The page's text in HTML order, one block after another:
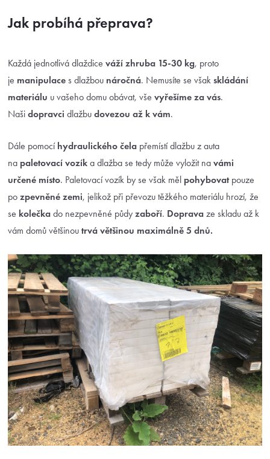
Jak probíhá přeprava?
Každá jednotlivá dlaždice váží zhruba 15-30 kg, proto
je manipulace s dlažbou náročná. Nemusíte se však skládání
materiálu u vašeho domu obávat, vše vyřešíme za vás.
Naši dopravci dlažbu dovezou až k vám.
Dále pomocí hydraulického čela přemístí dlažbu z auta
na paletovací vozík a dlažba se tedy může vyložit na vámi
určené místo. Paletovací vozík by se však měl pohybovatpouze
po zpevněné zemi, jelikož při převozu těžkého materiálu hrozí, že
se kolečka do nezpevněné půdy zaboří. Doprava ze skladu až k
vám domů většinou trvá většinou maximálně 5 dnů.